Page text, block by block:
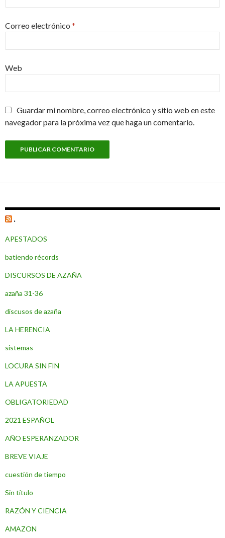
Correo electrónico *
Web
Guardar mi nombre, correo electrónico y sitio web en este
navegador para la próxima vez que haga un comentario.
.
APESTADOS
batiendo récords
DISCURSOS DE AZAÑA
azaña 31-36
discusos de azaña
LA HERENCIA
sistemas
LOCURA SIN FIN
LA APUESTA
OBLIGATORIEDAD
2021 ESPAÑOL
AÑO ESPERANZADOR
BREVE VIAJE
cuestión de tiempo
Sin título
RAZÓN Y CIENCIA
AMAZON